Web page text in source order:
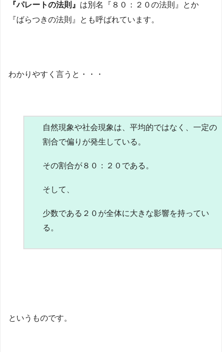
『パレートの法則』 は別名『８０：２０の法則』とか
『ばらつきの法則』とも呼ばれています。
わかりやすく言うと・・・
自然現象や社会現象は、平均的ではなく、一定の
割合で偏りが発生している。
その割合が８０：２０である。
そして、
少数である２０が全体に大きな影響を持ってい
る。
というものです。